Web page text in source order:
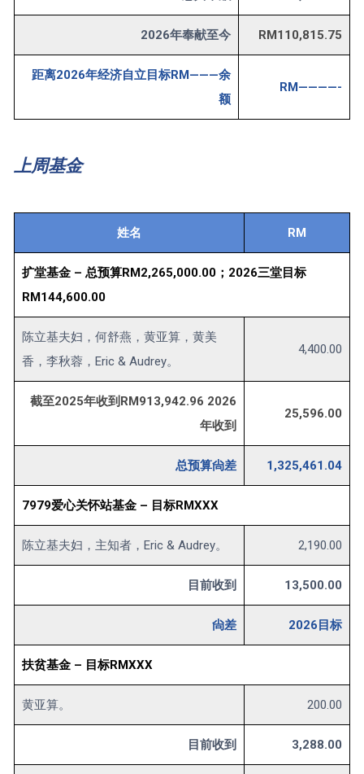
2026年奉献至今 RM110,815.75
距离2026年经济自立目标RM———余
额
RM————-
上周基金
姓名 RM
扩堂基金 – 总预算RM2,265,000.00；2026三堂目标
RM144,600.00
陈立基夫妇，何舒燕，黄亚算，黄美
香，李秋蓉，Eric & Audrey。
4,400.00
截至2025年收到RM913,942.96 2026
年收到
25,596.00
总预算尙差 1,325,461.04
7979爱心关怀站基金 – 目标RMXXX
陈立基夫妇，主知者，Eric & Audrey。 2,190.00
目前收到 13,500.00
尙差 2026目标
扶贫基金 – 目标RMXXX
黄亚算。 200.00
目前收到 3,288.00